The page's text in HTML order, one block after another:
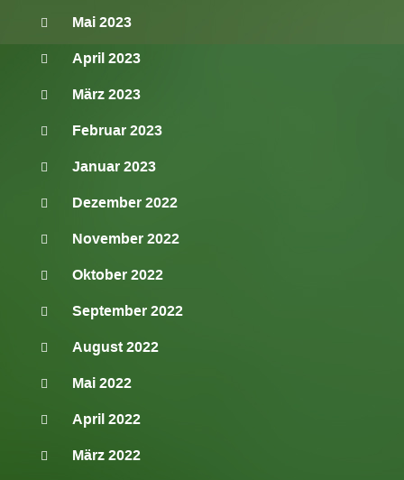
Mai 2023
April 2023
März 2023
Februar 2023
Januar 2023
Dezember 2022
November 2022
Oktober 2022
September 2022
August 2022
Mai 2022
April 2022
März 2022